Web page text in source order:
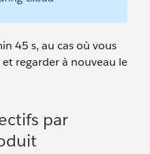
45 s, au cas où vous
regarder à nouveau le
par